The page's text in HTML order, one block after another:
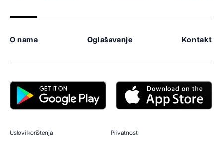
O nama Oglašavanje Kontakt
Uslovi korištenja Privatnost